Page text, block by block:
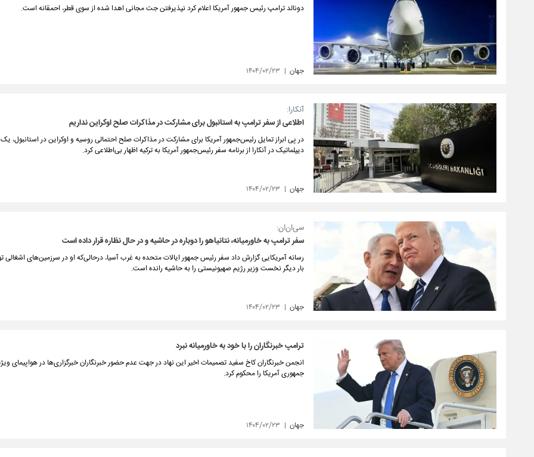
دونالد ترامپ رئیس جمهور آمریکا اعلام کرد نپذیرفتن جت مجانی اهدا شده از سوی قطر، احمقانه است.
جهان ۱۴۰۴/۰۲/۲۳
آنکارا:
اطلاعی از سفر ترامپ به استانبول برای مشارکت در مذاکرات صلح اوکراین نداریم
در پی ابراز تمایل رئیس‌جمهور آمریکا برای مشارکت در مذاکرات صلح احتمالی روسیه و اوکراین در استانبول،
دیپلماتیک در آنکارا از برنامه سفر رئیس‌جمهور آمریکا به ترکیه اظهار بی‌اطلاعی کرد.
جهان ۱۴۰۴/۰۲/۲۳
سی‌ان‌ان:
سفر ترامپ به خاورمیانه، نتانیاهو را دوباره در حاشیه و در حال نظاره قرار داده است
رسانه آمریکایی گزارش داد سفر رئیس جمهور ایالات متحده به غرب آسیا، درحالی‌که او در سرزمین‌های اشغالی
بار دیگر نخست وزیر رژیم صهیونیستی را به حاشیه رانده است.
جهان ۱۴۰۴/۰۲/۲۳
ترامپ خبرنگاران را با خود به خاورمیانه نبرد
انجمن خبرنگاران کاخ سفید تصمیمات اخیر این نهاد در جهت عدم حضور خبرنگاران خبرگزاری‌ها در هواپیمای
جمهوری آمریکا را محکوم کرد.
جهان ۱۴۰۴/۰۲/۲۳